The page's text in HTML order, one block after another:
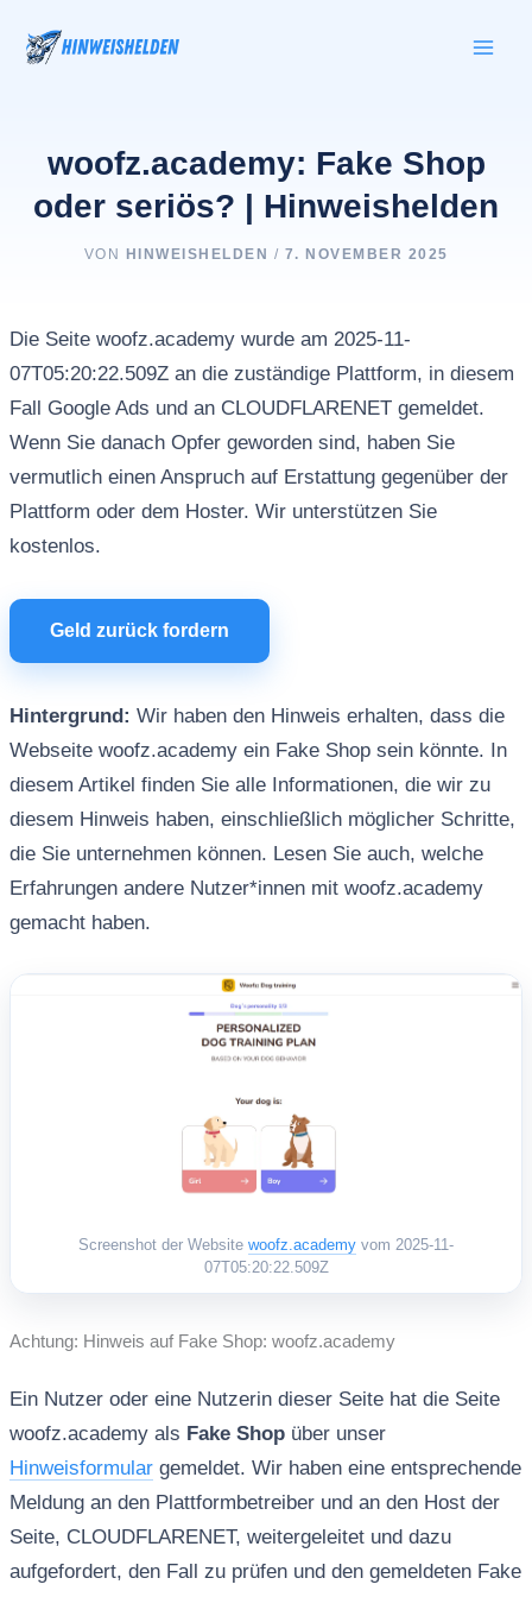
Inhalt
springen
woofz.academy: Fake Shop
oder seriös? | Hinweishelden
VON HINWEISHELDEN / 7. NOVEMBER 2025
Die Seite woofz.academy wurde am 2025-11-
07T05:20:22.509Z an die zuständige Plattform, in diesem
Fall Google Ads und an CLOUDFLARENET gemeldet.
Wenn Sie danach Opfer geworden sind, haben Sie
vermutlich einen Anspruch auf Erstattung gegenüber der
Plattform oder dem Hoster. Wir unterstützen Sie
kostenlos.
Geld zurück fordern
Hintergrund: Wir haben den Hinweis erhalten, dass die
Webseite woofz.academy ein Fake Shop sein könnte. In
diesem Artikel finden Sie alle Informationen, die wir zu
diesem Hinweis haben, einschließlich möglicher Schritte,
die Sie unternehmen können. Lesen Sie auch, welche
Erfahrungen andere Nutzer*innen mit woofz.academy
gemacht haben.
Screenshot der Website woofz.academy vom 2025-11-
07T05:20:22.509Z
Achtung: Hinweis auf Fake Shop: woofz.academy
Ein Nutzer oder eine Nutzerin dieser Seite hat die Seite
woofz.academy als Fake Shopüber unser
Hinweisformulargemeldet. Wir haben eine entsprechende
Meldung an den Plattformbetreiber und an den Host der
Seite, CLOUDFLARENET, weitergeleitet und dazu
aufgefordert, den Fall zu prüfen und den gemeldeten Fake